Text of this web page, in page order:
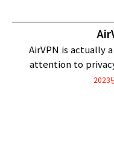
AirVPN is actually
attention to
2023